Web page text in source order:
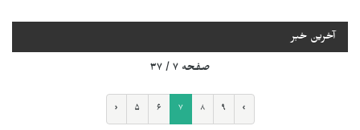
آخرین خبر
صفحه ۷ / ۳۷
‹ ۵ ۶ ۷ ۸ ۹ ›